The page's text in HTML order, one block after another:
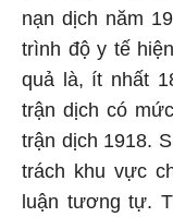
nạn dịch năm
trình độ y tế
quả là, ít nhất
trận dịch có
trận dịch 1918.
trách khu vực
luận tương tự.